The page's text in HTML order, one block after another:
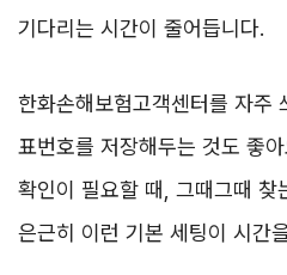
기다리는 시간이 줄어듭니다.
한화손해보험고객센터를 자주
표번호를 저장해두는 것도 좋
확인이 필요할 때, 그때그때 찾
은근히 이런 기본 세팅이 시간